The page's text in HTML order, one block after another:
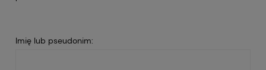
Imię lub pseudonim: